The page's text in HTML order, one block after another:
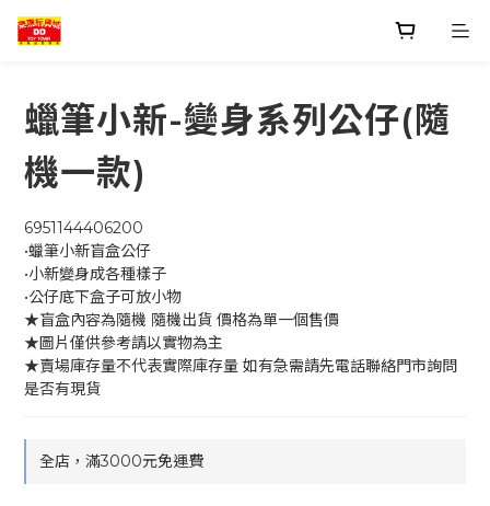
蠟筆小新-變身系列公仔(隨
機一款)
6951144406200
•蠟筆小新盲盒公仔
•小新變身成各種樣子
•公仔底下盒子可放小物
★盲盒內容為隨機 隨機出貨 價格為單一個售價
★圖片僅供參考請以實物為主
★賣場庫存量不代表實際庫存量 如有急需請先電話聯絡門市詢問
是否有現貨
全店，滿3000元免運費